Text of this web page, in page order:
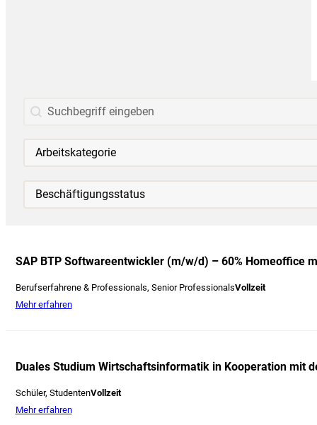
Suche (Plain)
Search content
Stellenangebote Personengruppe
Select content
Select content
Stellenangebote Beschäftigungsstatus
Select content
Select content
SAP BTP Softwareentwickler (m/w/d) – 60% Homeoffice
Berufserfahrene & Professionals, Senior ProfessionalsVollzeit
Mehr erfahren
Duales Studium Wirtschaftsinformatik in Kooperation mit
Schüler, StudentenVollzeit
Mehr erfahren